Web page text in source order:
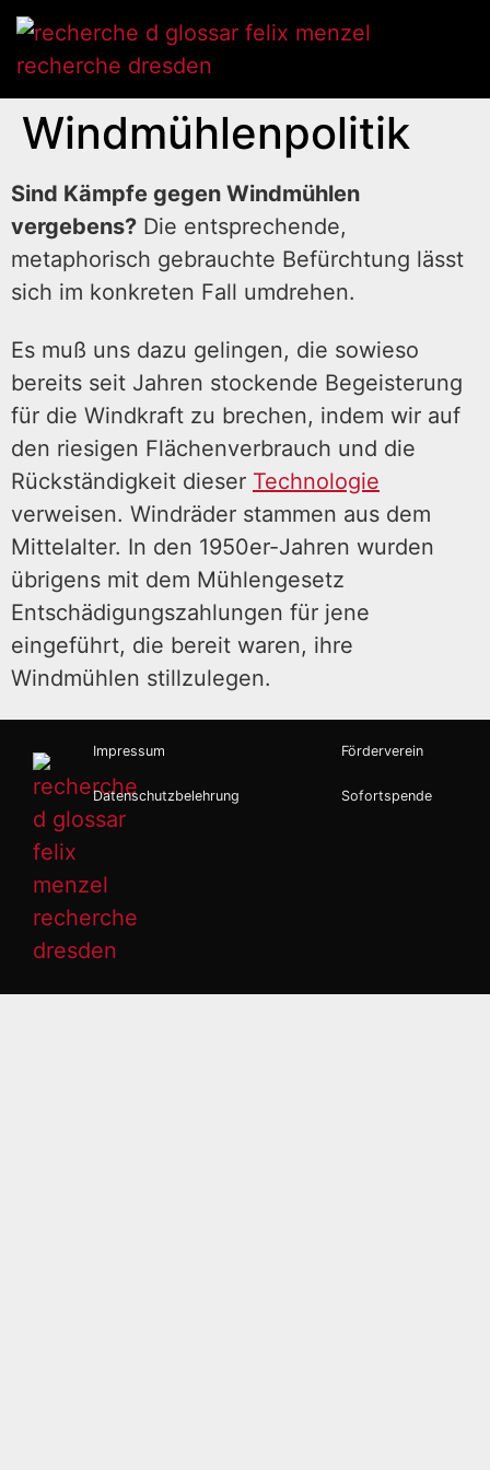
Windmühlenpolitik
Sind Kämpfe gegen Windmühlen
vergebens? Die entsprechende,
metaphorisch gebrauchte Befürchtung lässt
sich im konkreten Fall umdrehen.
Es muß uns dazu gelingen, die sowieso
bereits seit Jahren stockende Begeisterung
für die Windkraft zu brechen, indem wir auf
den riesigen Flächenverbrauch und die
Rückständigkeit dieser Technologie
verweisen. Windräder stammen aus dem
Mittelalter. In den 1950er-Jahren wurden
übrigens mit dem Mühlengesetz
Entschädigungszahlungen für jene
eingeführt, die bereit waren, ihre
Windmühlen stillzulegen.
Impressum
Datenschutzbelehrung
Förderverein
Sofortspende